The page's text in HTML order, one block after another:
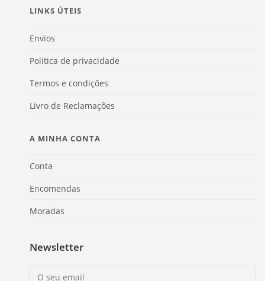
LINKS ÚTEIS
Envios
Politica de privacidade
Termos e condições
Livro de Reclamações
A MINHA CONTA
Conta
Encomendas
Moradas
Newsletter